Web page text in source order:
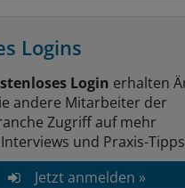
Logins
Login erhalten
andere Mitarbeiter der
Zugriff auf mehr
und Praxis-
Jetzt anmelden »